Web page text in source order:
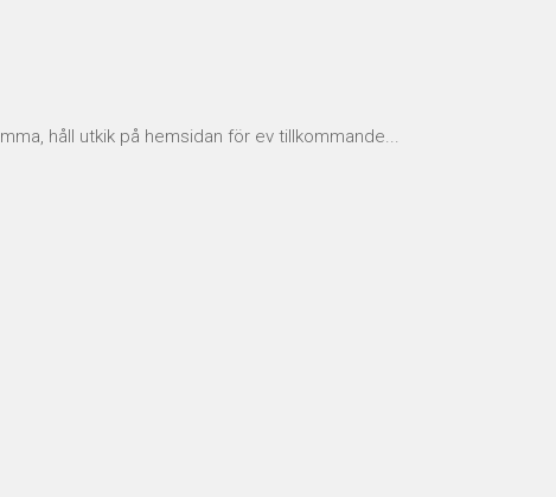
håll utkik på hemsidan för ev tillkommande...